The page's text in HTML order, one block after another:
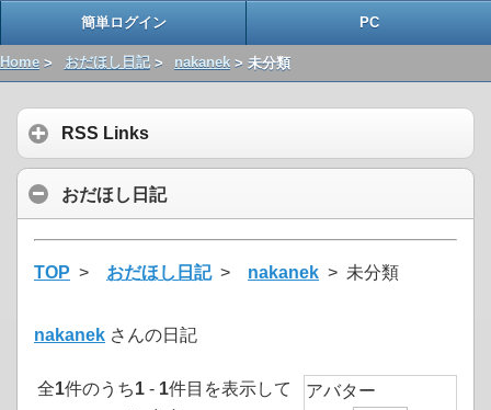
簡単ログイン PC
Home > おだほし日記> nakanek > 未分類
RSS Links
おだほし日記
TOP > おだほし日記> nakanek > 未分類
nakanek さんの日記
全1件のうち1 - 1件目を表示して
アバター